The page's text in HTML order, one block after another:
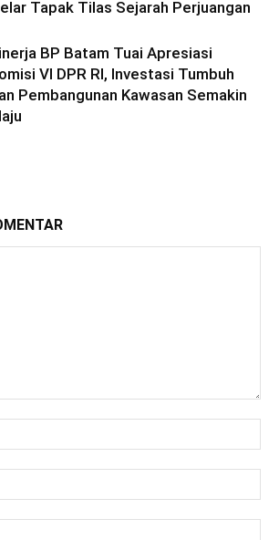
Tapak Tilas Sejarah Perjuangan
BP Batam Tuai Apresiasi
VI DPR RI, Investasi Tumbuh
Pembangunan Kawasan Semakin